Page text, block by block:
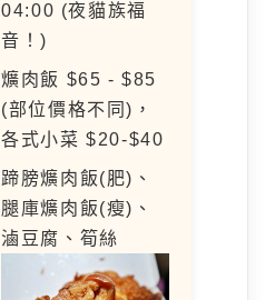
04:00 (夜貓族福
音！)
爌肉飯 $65 - $85
(部位價格不同)，
各式小菜 $20-$40
蹄膀爌肉飯(肥)、
腿庫爌肉飯(瘦)、
滷豆腐、筍絲